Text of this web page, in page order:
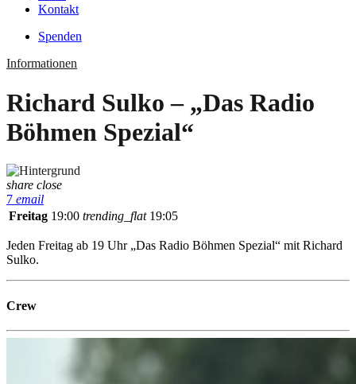
Kontakt
Spenden
Informationen
Richard Sulko – „Das Radio
Böhmen Spezial“
share close
7 email
Freitag 19:00 trending_flat 19:05
Jeden Freitag ab 19 Uhr „Das Radio Böhmen Spezial“ mit Richard
Sulko.
Crew